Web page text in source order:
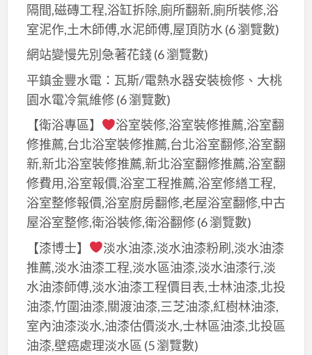
隔間,磁磚工程,浴缸拆除,廁所翻新,廁所裝修,浴
室泥作,土木師傅,水泥師傅,屋頂防水(6 瀏覽數)
網站變慢先別急著花錢(6 瀏覽數)
平鎮金豐水電：瓦斯/電熱水器安裝檢修、大桃
園水電冷氣維修(6 瀏覽數)
【衛浴專區】
浴室裝修,浴室裝修推薦,浴室翻
修推薦,台北浴室裝修推薦,台北浴室翻修,浴室翻
新,新北浴室裝修推薦,新北浴室翻修推薦,浴室翻
修費用,浴室報價,浴室工程推薦,浴室修繕工程,
浴室整修報價,浴室廚房翻修,老屋浴室翻修,中古
屋浴室整修,衛浴裝修,衛浴翻修(6 瀏覽數)
【漆博士】
淡水油漆,淡水油漆粉刷,淡水油漆
推薦,淡水油漆工程,淡水區油漆,淡水油漆行,淡
水油漆師傅,淡水油漆工程價目表,士林油漆,北投
油漆,竹圍油漆,關渡油漆,三芝油漆,紅樹林油漆,
室內油漆淡水,油漆估價淡水,士林區油漆,北投區
油漆,壁癌處理淡水區 (5 瀏覽數)